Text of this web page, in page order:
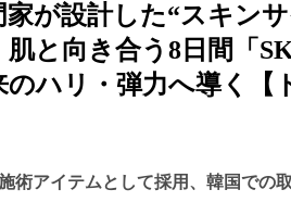
家が設計した“スキン
と向き合う8日間「
のハリ・弾力へ導く【
術アイテムとして採用、韓国での